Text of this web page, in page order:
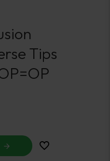
Account
Tips